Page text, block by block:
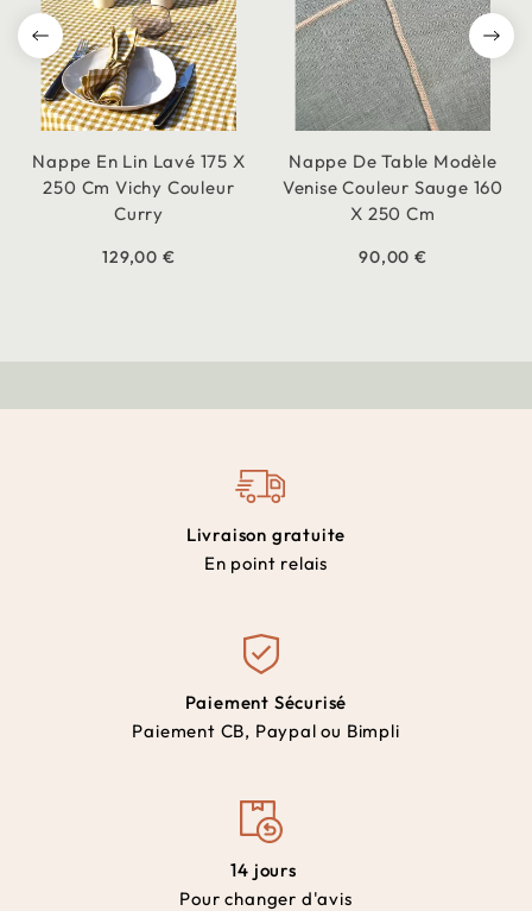
Nappe En Lin Lavé 175 X
250 Cm Vichy Couleur
Curry
129,00 €
Nappe De Table Modèle
Venise Couleur Sauge 160
X 250 Cm
90,00 €
Livraison gratuite
En point relais
Paiement Sécurisé
Paiement CB, Paypal ou Bimpli
14 jours
Pour changer d'avis